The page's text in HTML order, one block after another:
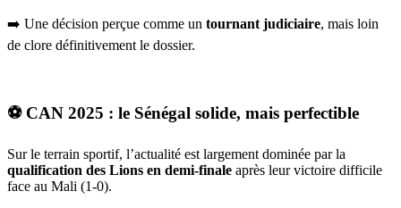
➡️ Une décision perçue comme un tournant judiciaire, mais loin
de clore définitivement le dossier.
⚽ CAN 2025 : le Sénégal solide, mais perfectible
Sur le terrain sportif, l’actualité est largement dominée par la
qualification des Lions en demi-finale après leur victoire difficile
face au Mali (1-0).